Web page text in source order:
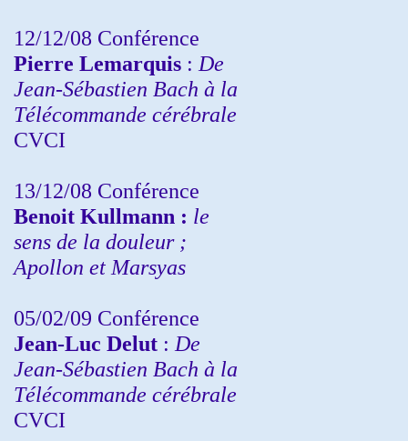
12/12/08 Conférence
Pierre Lemarquis : De
Jean-Sébastien Bach à la
Télécommande cérébrale
CVCI
13/12/08 Conférence
Benoit Kullmann : le
sens de la douleur ;
Apollon et Marsyas
05/02/09 Conférence
Jean-Luc Delut : De
Jean-Sébastien Bach à la
Télécommande cérébrale
CVCI